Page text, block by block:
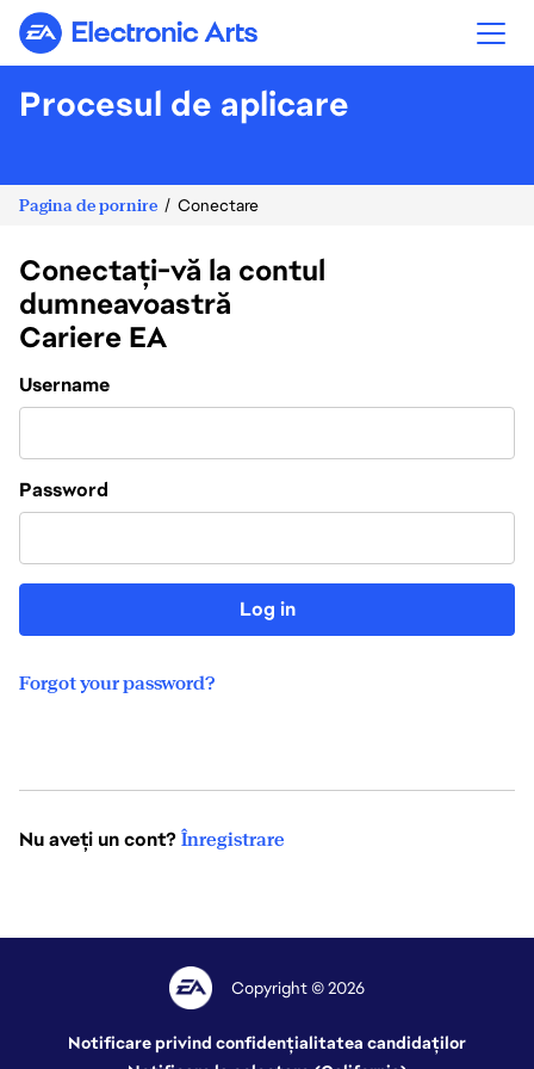
Electronic Arts
Procesul de aplicare
Pagina de pornire Conectare
Conectați-vă la contul
dumneavoastră
Cariere EA
Login
Username
Password
Log in
Forgot your password?
Nu aveți un cont? Înregistrare
Copyright © 2026
Notificare privind confidențialitatea candidaților